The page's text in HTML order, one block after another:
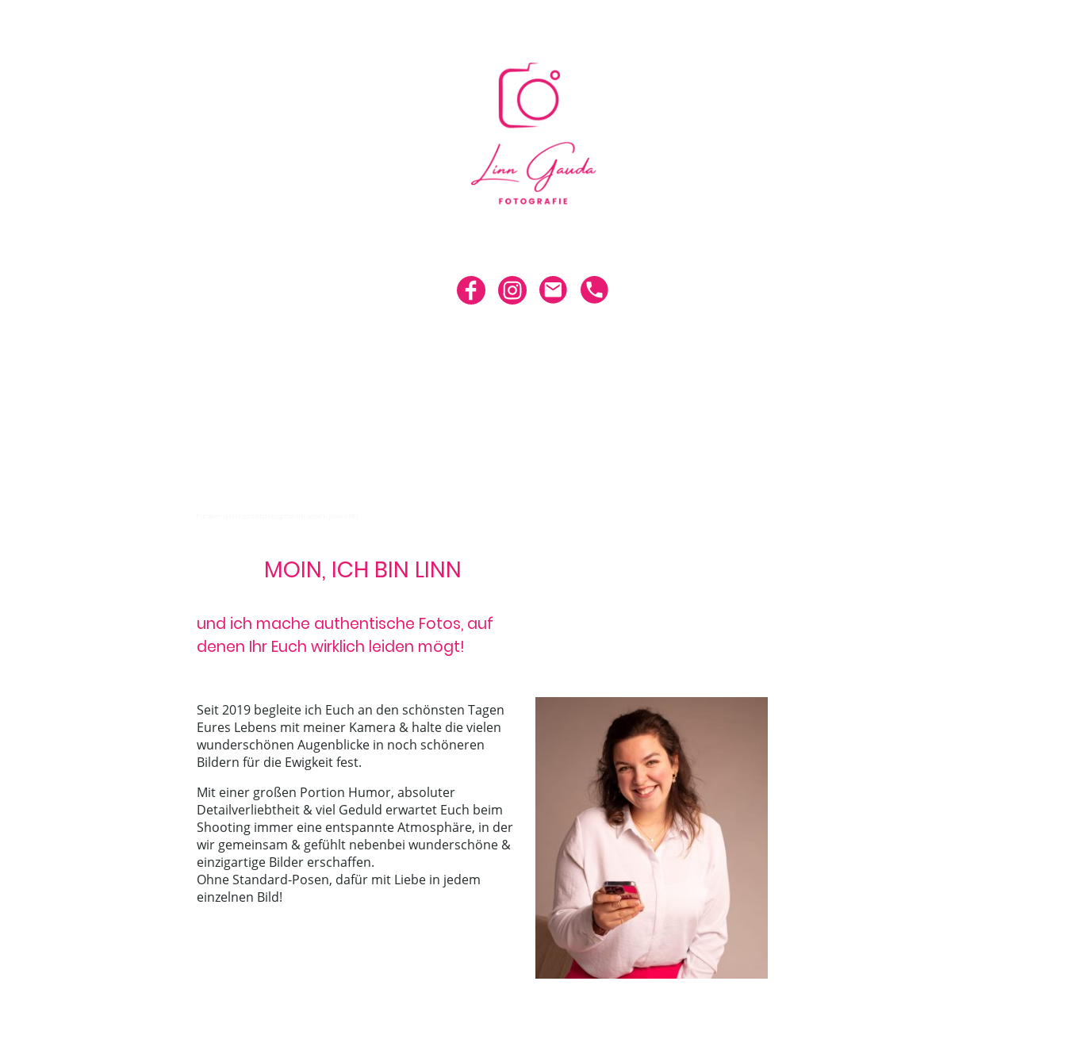
MOIN, ICH BIN LINN
und ich mache authentische Fotos, auf
denen Ihr Euch wirklich leiden mögt!
Seit 2019 begleite ich Euch an den schönsten Tagen
Eures Lebens mit meiner Kamera & halte die vielen
wunderschönen Augenblicke in noch schöneren
Bildern für die Ewigkeit fest.
Mit einer großen Portion Humor, absoluter
Detailverliebtheit & viel Geduld erwartet Euch beim
Shooting immer eine entspannte Atmosphäre, in der
wir gemeinsam & gefühlt nebenbei wunderschöne &
einzigartige Bilder erschaffen.
Ohne Standard-Posen, dafür mit Liebe in jedem
einzelnen Bild!